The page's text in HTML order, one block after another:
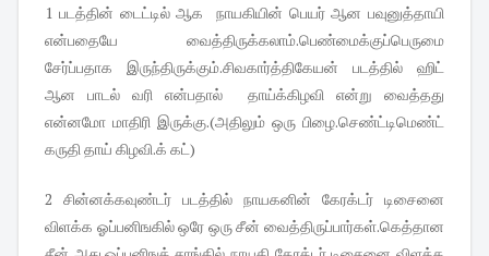
1 படத்தின் டைட்டில் ஆக நாயகியின் பெயர் ஆன பவுனுத்தாயி
என்பதையே வைத்திருக்கலாம்.பெண்மைக்குப்பெருமை
சேர்ப்பதாக இருந்திருக்கும்.சிவகார்த்திகேயன் படத்தில் ஹிட்
ஆன பாடல் வரி என்பதால் தாய்க்கிழவி என்று வைத்தது
என்னமோ மாதிரி இருக்கு.(அதிலும் ஒரு பிழை.செண்ட்டிமெண்ட்
கருதி தாய் கிழவி.க் கட்)
2 சின்னக்கவுண்டர் படத்தில் நாயகனின் கேரக்டர் டிசைனை
விளக்க ஓப்பனிஙகில் ஒரே ஒரு சீன் வைத்திருப்பார்கள்.கெத்தான